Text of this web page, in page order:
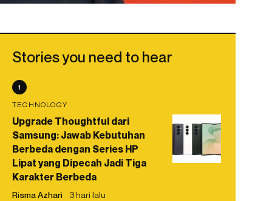
Stories you need to hear
1
TECHNOLOGY
Upgrade Thoughtful dari
Samsung: Jawab Kebutuhan
Berbeda dengan Series HP
Lipat yang Dipecah Jadi Tiga
Karakter Berbeda
Risma Azhari 3 hari lalu